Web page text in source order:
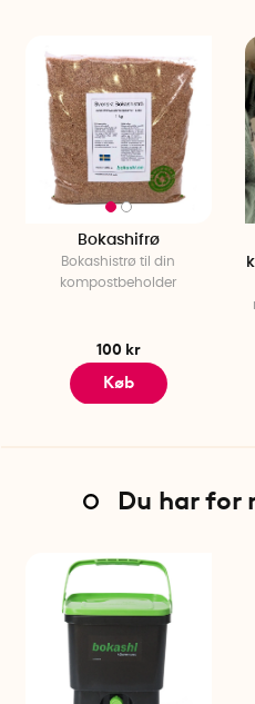
Bokashifrø
Bokashistrø til din
kompostbeholder
100 kr
Køb
Du har for